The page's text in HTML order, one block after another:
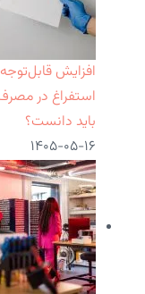
افزایش
استفراغ در
باید دانست؟
۱۴۰۵-۰۵-۱۶